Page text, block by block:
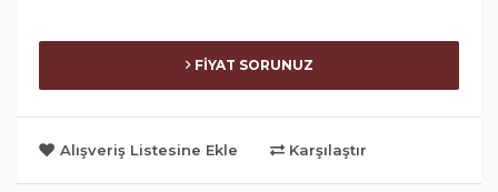
FİYAT SORUNUZ
Alışveriş Listesine Ekle Karşılaştır